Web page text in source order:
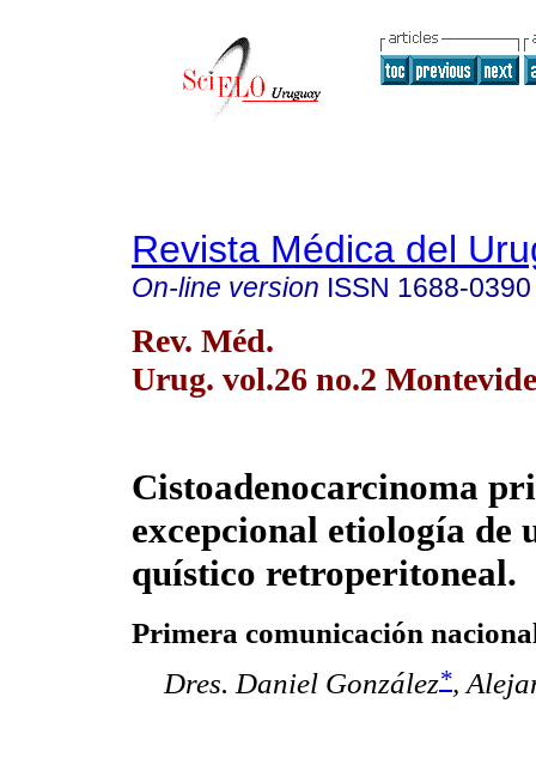
Revista Médica del
On-line version ISSN 1688-0390
Rev. Méd.
Urug. vol.26 no.2
Cistoadenocarcinoma
excepcional etiología de
quístico retroperitoneal.
Primera comunicación
Dres. Daniel González*,